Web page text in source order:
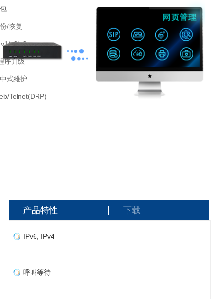
/恢复
v2/v3
序升级
式维护
Telnet(DRP)
产品特性 下载
IPv6, IPv4
呼叫等待